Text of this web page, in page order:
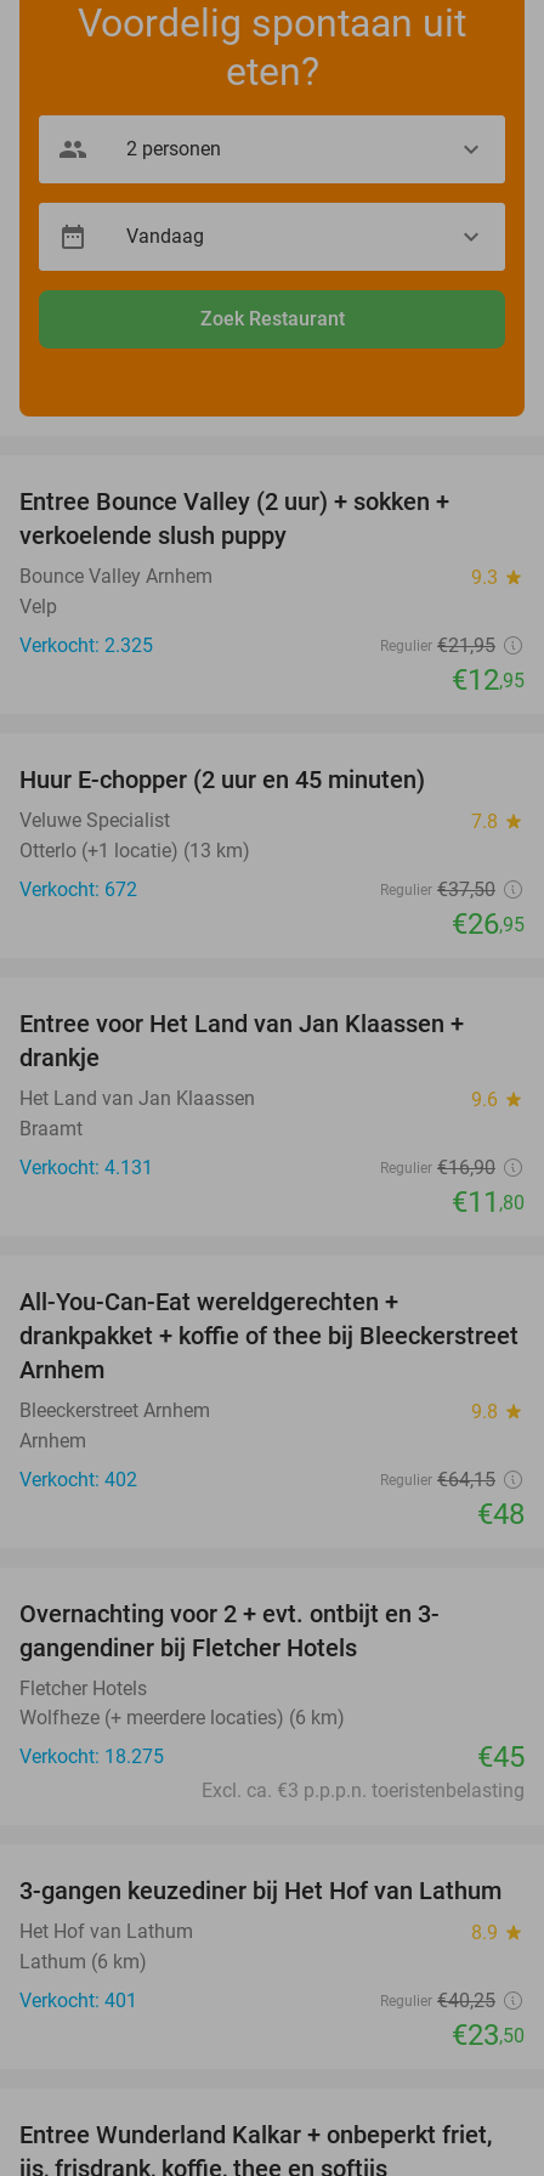
Voordelig spontaan uit
eten?
Zoek Restaurant
Entree Bounce Valley (2 uur) + sokken +
verkoelende slush puppy
Bounce Valley Arnhem 9.3 star
Velp
Verkocht: 2.325
Regulier €21,95
€12,95
Huur E-chopper (2 uur en 45 minuten)
Veluwe Specialist 7.8 star
Otterlo (+1 locatie) (13 km)
Verkocht: 672
Regulier €37,50
€26,95
Entree voor Het Land van Jan Klaassen +
drankje
Het Land van Jan Klaassen 9.6 star
Braamt
Verkocht: 4.131
Regulier €16,90
€11 ,80
All-You-Can-Eat wereldgerechten +
drankpakket + koffie of thee bij Bleeckerstreet
Arnhem
Bleeckerstreet Arnhem 9.8 star
Arnhem
Verkocht: 402
Regulier €64,15
€48
Overnachting voor 2 + evt. ontbijt en 3-
gangendiner bij Fletcher Hotels
Fletcher Hotels
Wolfheze (+ meerdere locaties) (6 km)
Verkocht: 18.275
€45
Excl. ca. €3 p.p.p.n. toeristenbelasting
42%
3-gangen keuzediner bij Het Hof van Lathum
Het Hof van Lathum 8.9 star
Lathum (6 km)
Verkocht: 401
Regulier €40,25
€23,50
32%
Entree Wunderland Kalkar + onbeperkt friet,
ijs, frisdrank, koffie, thee en softijs